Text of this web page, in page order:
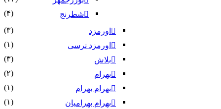
شطرنج
(۴)
اورمزد
(۳)
اورمزد نرسى‏
(۱)
بلاش
(۳)
بهرام
(۲)
بهرام بهرام
(۱)
بهرام بهرامیان‏
(۱)